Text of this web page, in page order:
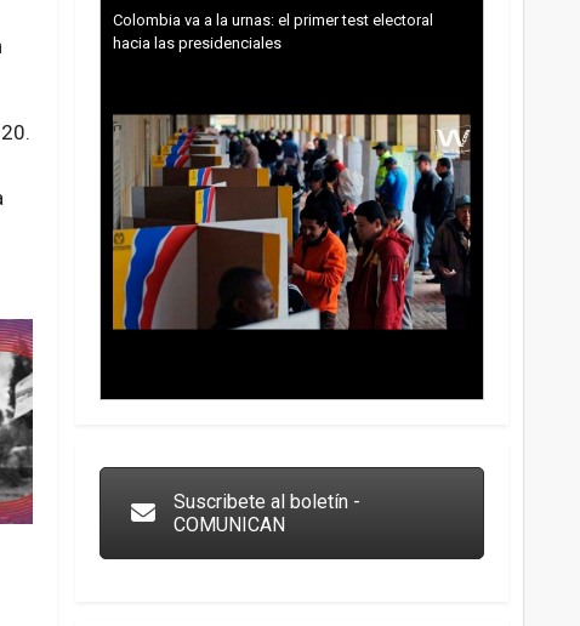
Colombia va a la urnas: el primer test electoral
hacia las presidenciales
Suscribete al boletín -
COMUNICAN